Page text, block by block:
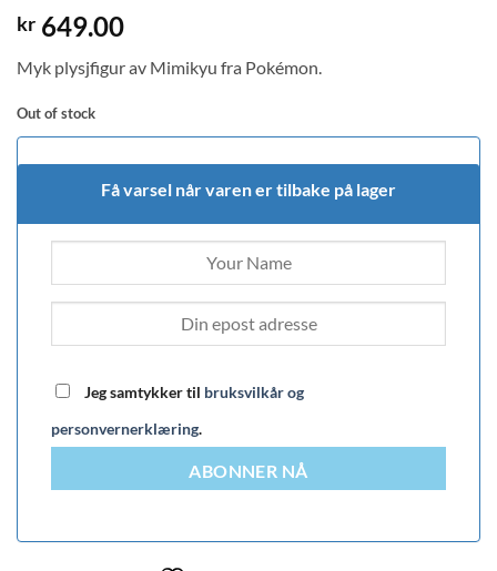
kr 649.00
Myk plysjfigur av Mimikyu fra Pokémon.
Out of stock
Få varsel når varen er tilbake på lager
Jeg samtykker til bruksvilkår og
personvernerklæring.
ABONNER NÅ